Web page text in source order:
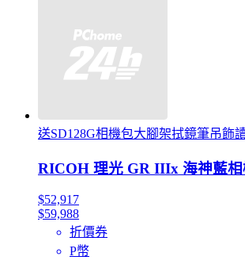
送SD128G相機包大腳架拭鏡筆吊飾
RICOH 理光 GR IIIx 海神藍
$52,917
$59,988
折價券
P幣